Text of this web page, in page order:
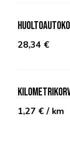
28,34 €
1,27 € / km